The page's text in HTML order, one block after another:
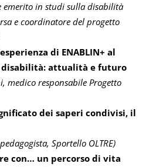
emerito in studi sulla disabilità
e coordinatore del progetto
di ENABLIN+ al
disabilità: attualità e futuro
medico responsabile Progetto
dei saperi condivisi, il
Sportello OLTRE)
con… un percorso di vita